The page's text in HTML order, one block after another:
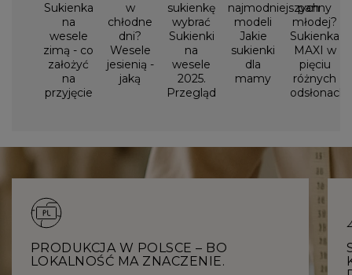
Sukienka
na
wesele
zimą - co
założyć
na
przyjęcie
w
chłodne
dni?
Wesele
jesienią -
jaką
sukienkę
wybrać
Sukienki
na
wesele
2025.
Przegląd
najmodniejszych
modeli
Jakie
sukienki
dla
mamy
panny
młodej?
Sukienka
MAXI w
pięciu
różnych
odsłonach
PRODUKCJA W POLSCE – BO
LOKALNOŚĆ MA ZNACZENIE.